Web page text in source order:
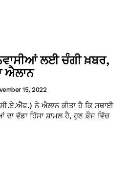
ਲਈ ਚੰਗੀ ਖ਼ਬਰ,
ਐਲਾਨ
15, 2022
ਨੇ ਐਲਾਨ ਕੀਤਾ ਹੈ ਕਿ ਸਥਾਈ
ਦਾ ਵੱਡਾ ਹਿੱਸਾ ਸ਼ਾਮਲ ਹੈ, ਹੁਣ ਫ਼ੌਜ ਵਿੱਚ